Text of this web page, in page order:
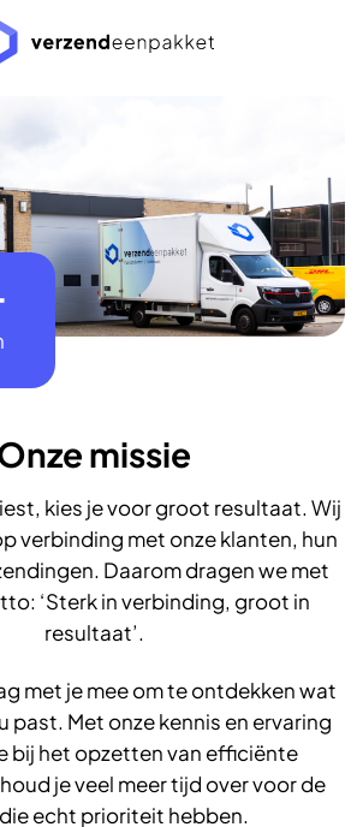
missie
kies je voor groot resultaat. Wij
verbinding met onze klanten, hun
Daarom dragen we met
‘Sterk in verbinding, groot in
resultaat’.
met je mee om te ontdekken wat
past. Met onze kennis en ervaring
bij het opzetten van efficiënte
je veel meer tijd over voor de
echt prioriteit hebben.